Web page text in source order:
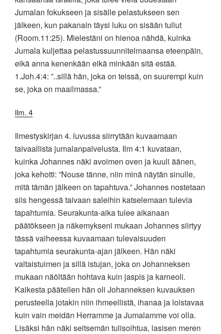
Jumalan fokukseen ja sisälle pelastukseen sen
jälkeen, kun pakanain täysi luku on sisään tullut
(Room.11:25). Mielestäni on hienoa nähdä, kuinka
Jumala kuljettaa pelastussuunnitelmaansa eteenpäin,
eikä anna kenenkään eikä minkään sitä estää.
1.Joh.4:4: ”..sillä hän, joka on teissä, on suurempi kuin
se, joka on maailmassa.”
Ilm. 4
Ilmestyskirjan 4. luvussa siirrytään kuvaamaan
taivaallista jumalanpalvelusta. Ilm 4:1 kuvataan,
kuinka Johannes näki avoimen oven ja kuuli äänen,
joka kehotti: ”Nouse tänne, niin minä näytän sinulle,
mitä tämän jälkeen on tapahtuva.” Johannes nostetaan
siis hengessä taivaan saleihin katselemaan tulevia
tapahtumia. Seurakunta-aika tulee aikanaan
päätökseen ja näkemykseni mukaan Johannes siirtyy
tässä vaiheessa kuvaamaan tulevaisuuden
tapahtumia seurakunta-ajan jälkeen. Hän näki
valtaistuimen ja sillä istujan, joka on Johanneksen
mukaan näöltään hohtava kuin jaspis ja karneoli.
Kaikesta päätellen hän oli Johanneksen kuvauksen
perusteella jotakin niin ihmeellistä, ihanaa ja loistavaa
kuin vain meidän Herramme ja Jumalamme voi olla.
Lisäksi hän näki seitsemän tulisoihtua, lasisen meren